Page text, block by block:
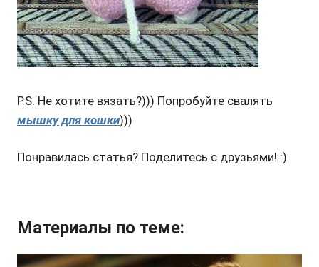
P.S. Не хотите вязать?))) Попробуйте свалять
мышку для кошки)))
Понравилась статья? Поделитесь с друзьями! :)
Материалы по теме: